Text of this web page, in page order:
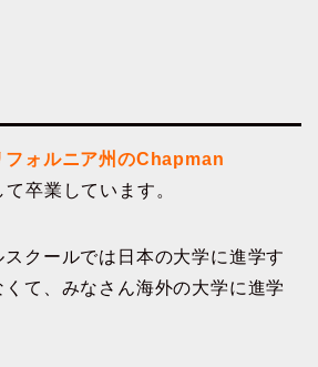
フォルニア州のChapman
て卒業しています。
クールでは日本の大学に進学す
て、みなさん海外の大学に進学